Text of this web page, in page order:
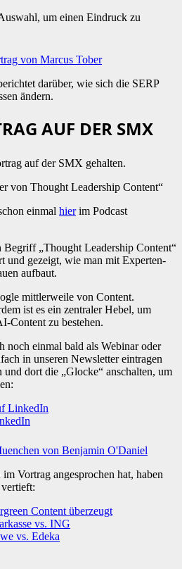
um einen Eindruck zu
darüber, wie sich die SERP
ändern.
AUF DER SMX
auf der SMX gehalten.
von Thought Leadership Content“
einmal hierim Podcast
„Thought Leadership Content“
und gezeigt, wie man mit Experten-
aufbaut.
mittlerweile von Content.
ist es ein zentraler Hebel, um
Content zu bestehen.
noch einmal bald als Webinar oder
in unseren Newsletter eintragen
dort die „Glocke“ anschalten, um
LinkedIn
Vortrag angesprochen hat, haben
Content überzeugt
vs. ING
vs. Edeka